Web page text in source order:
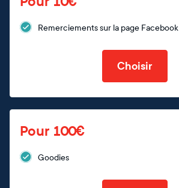
Remerciements sur la page Facebook
Choisir
Pour 100€
Goodies